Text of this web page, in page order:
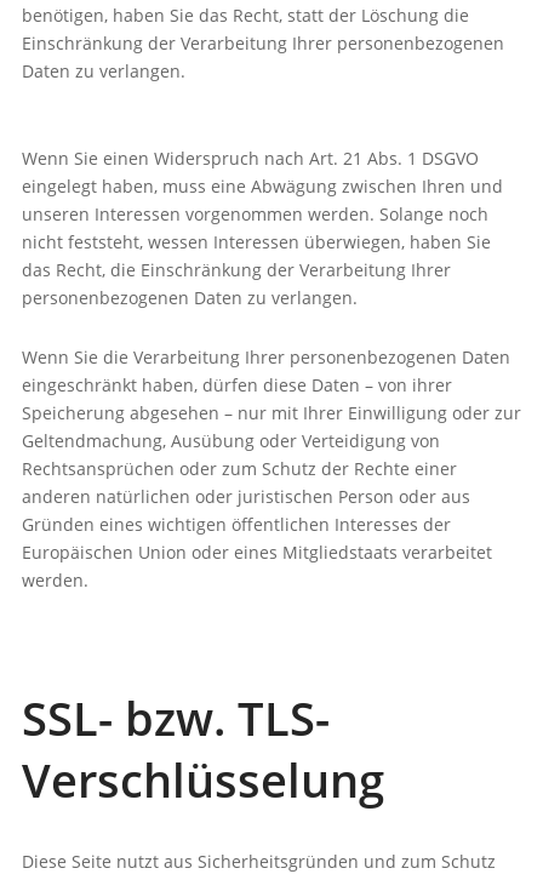
benötigen, haben Sie das Recht, statt der Löschung die
Einschränkung der Verarbeitung Ihrer personenbezogenen
Daten zu verlangen.
Wenn Sie einen Widerspruch nach Art. 21 Abs. 1 DSGVO
eingelegt haben, muss eine Abwägung zwischen Ihren und
unseren Interessen vorgenommen werden. Solange noch
nicht feststeht, wessen Interessen überwiegen, haben Sie
das Recht, die Einschränkung der Verarbeitung Ihrer
personenbezogenen Daten zu verlangen.
Wenn Sie die Verarbeitung Ihrer personenbezogenen Daten
eingeschränkt haben, dürfen diese Daten – von ihrer
Speicherung abgesehen – nur mit Ihrer Einwilligung oder zur
Geltendmachung, Ausübung oder Verteidigung von
Rechtsansprüchen oder zum Schutz der Rechte einer
anderen natürlichen oder juristischen Person oder aus
Gründen eines wichtigen öffentlichen Interesses der
Europäischen Union oder eines Mitgliedstaats verarbeitet
werden.
SSL- bzw. TLS-
Verschlüsselung
Diese Seite nutzt aus Sicherheitsgründen und zum Schutz